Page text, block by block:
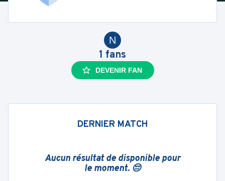
N
1 fans
DEVENIR FAN
DERNIER MATCH
Aucun résultat de disponible pour
le moment. 😔